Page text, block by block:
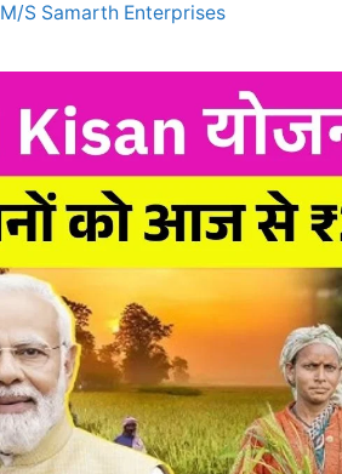
M/S Samarth Enterprises